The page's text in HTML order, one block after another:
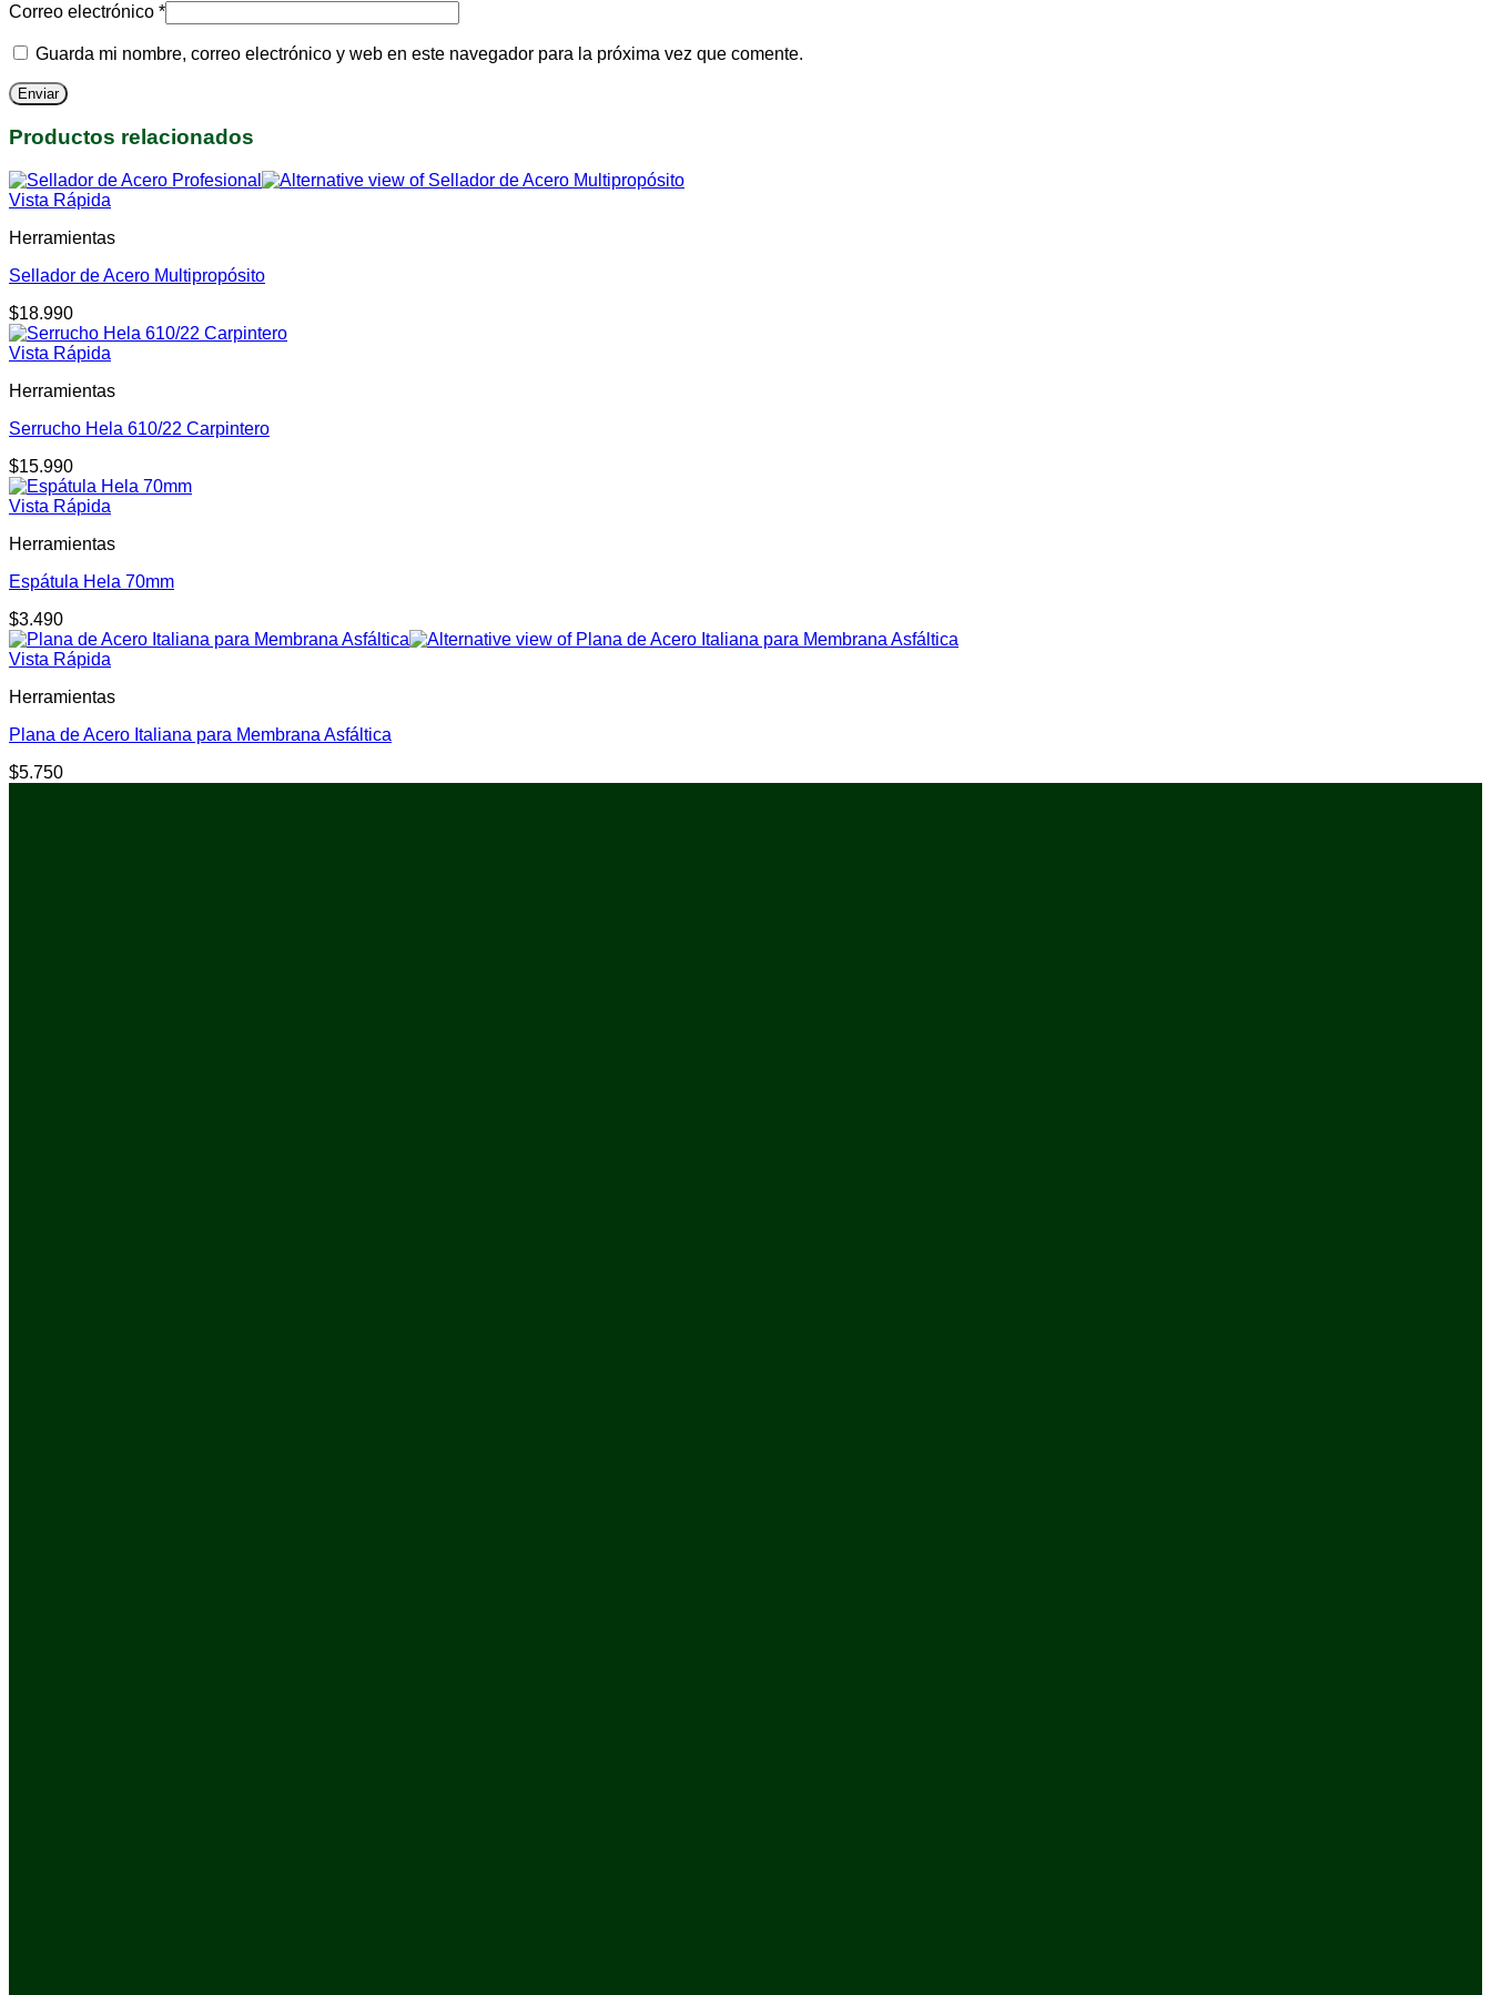
Correo electrónico *
Guarda mi nombre, correo electrónico y web en este navegador para la próxima vez que comente.
Productos relacionados
Vista Rápida
Herramientas
Sellador de Acero Multipropósito
$18.990
Vista Rápida
Herramientas
Serrucho Hela 610/22 Carpintero
$15.990
Vista Rápida
Herramientas
Espátula Hela 70mm
$3.490
Vista Rápida
Herramientas
Plana de Acero Italiana para Membrana Asfáltica
$5.750